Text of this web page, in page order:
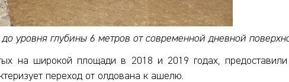
уровня глубины 6 метров от современной дневной
на широкой площади в 2018 и 2019 годах,
переход от олдована к ашелю.